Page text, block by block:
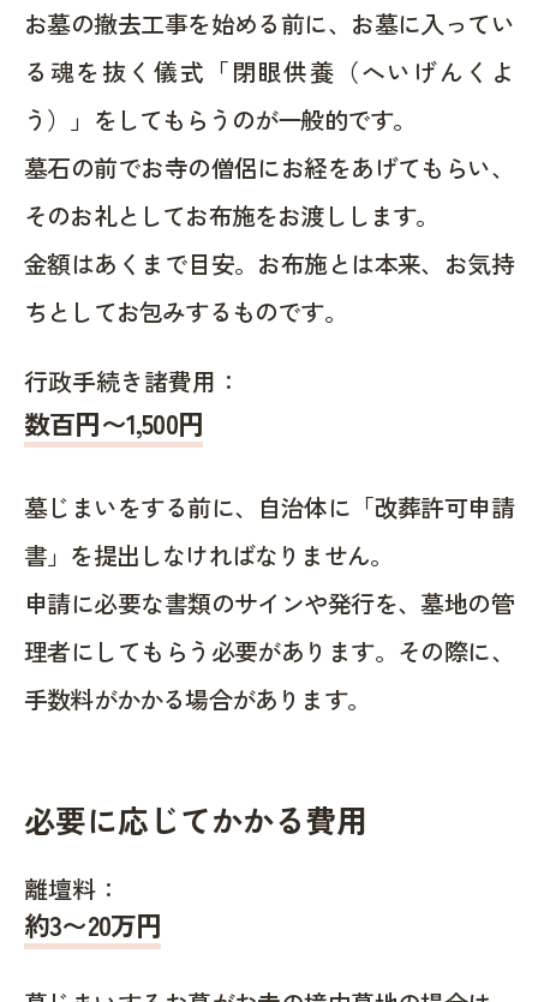
お墓の撤去工事を始める前に、お墓に入ってい
る魂を抜く儀式「閉眼供養（へいげんくよ
う）」をしてもらうのが一般的です。
墓石の前でお寺の僧侶にお経をあげてもらい、
そのお礼としてお布施をお渡しします。
金額はあくまで目安。お布施とは本来、お気持
ちとしてお包みするものです。
行政手続き諸費用：
数百円〜1,500円
墓じまいをする前に、自治体に「改葬許可申請
書」を提出しなければなりません。
申請に必要な書類のサインや発行を、墓地の管
理者にしてもらう必要があります。その際に、
手数料がかかる場合があります。
必要に応じてかかる費用
離壇料：
約3〜20万円